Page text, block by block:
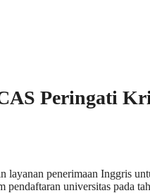
Peringati
layanan penerimaan Inggris
pendaftaran universitas pada